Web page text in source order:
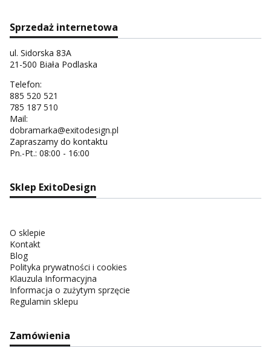
Sprzedaż internetowa
ul. Sidorska 83A
21-500 Biała Podlaska
Telefon:
885 520 521
785 187 510
Mail:
dobramarka@exitodesign.pl
Zapraszamy do kontaktu
Pn.-Pt.: 08:00 - 16:00
Sklep ExitoDesign
O sklepie
Kontakt
Blog
Polityka prywatności i cookies
Klauzula Informacyjna
Informacja o zużytym sprzęcie
Regulamin sklepu
Zamówienia